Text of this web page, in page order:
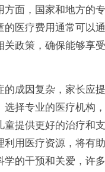
方面，国家和地方的
的医疗费用通常可以
关政策，确保能够享
的成因复杂，家长应
选择专业的医疗机构
童提供更好的治疗和
利用医疗资源，将有
学的干预和关爱，许